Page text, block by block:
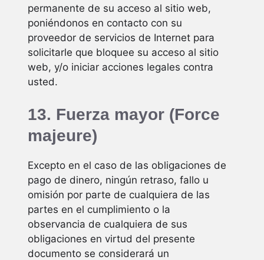
permanente de su acceso al sitio web,
poniéndonos en contacto con su
proveedor de servicios de Internet para
solicitarle que bloquee su acceso al sitio
web, y/o iniciar acciones legales contra
usted.
13. Fuerza mayor (Force
majeure)
Excepto en el caso de las obligaciones de
pago de dinero, ningún retraso, fallo u
omisión por parte de cualquiera de las
partes en el cumplimiento o la
observancia de cualquiera de sus
obligaciones en virtud del presente
documento se considerará un